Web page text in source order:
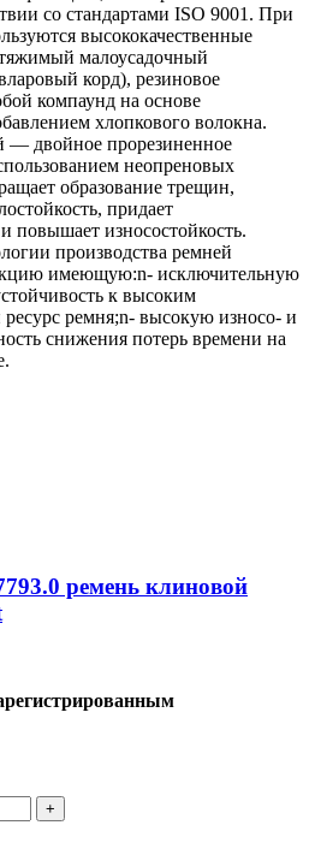
со стандартами ISO 9001. При
высококачественные
малоусадочный
корд), резиновое
компаунд на основе
хлопкового волокна.
— двойное прорезиненное
неопреновых
образование трещин,
придает
повышает износостойкость.
производства ремней
имеющую:n- исключительную
к высоким
ремня;n- высокую износо- и
снижения потерь времени на
ремень клиновой